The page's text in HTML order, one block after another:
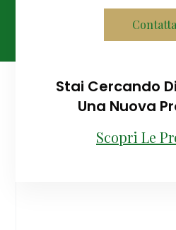
Stai Cercando
Una Nuova
Scopri Le